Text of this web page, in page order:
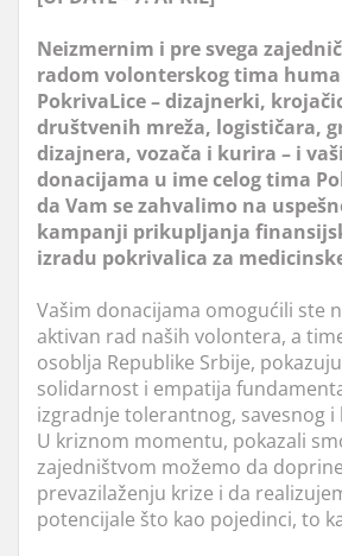
Neizmernim i pre svega
radom volonterskog tima
PokrivaLice – dizajnerki,
društvenih mreža, logističara,
dizajnera, vozača i kurira – i
donacijama u ime celog tima
da Vam se zahvalimo na
kampanji prikupljanja
izradu pokrivalica za
Vašim donacijama omogućili ste
aktivan rad naših volontera, a
osoblja Republike Srbije,
solidarnost i empatija
izgradnje tolerantnog, savesnog
U kriznom momentu, pokazali
zajedništvom možemo da
prevazilaženju krize i da
potencijale što kao pojedinci, to